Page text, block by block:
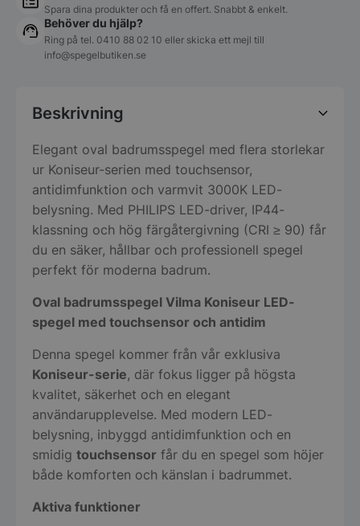
Spara dina produkter och få en offert. Snabbt & enkelt.
Behöver du hjälp?
Ring på tel. 0410 88 02 10 eller skicka ett mejl till
info@spegelbutiken.se
Beskrivning
Elegant oval badrumsspegel med flera storlekar
ur Koniseur-serien med touchsensor,
antidimfunktion och varmvit 3000K LED-
belysning. Med PHILIPS LED-driver, IP44-
klassning och hög färgåtergivning (CRI ≥ 90) får
du en säker, hållbar och professionell spegel
perfekt för moderna badrum.
Oval badrumsspegel Vilma Koniseur LED-
spegel med touchsensor och antidim
Denna spegel kommer från vår exklusiva
Koniseur-serie, där fokus ligger på högsta
kvalitet, säkerhet och en elegant
användarupplevelse. Med modern LED-
belysning, inbyggd antidimfunktion och en
smidig touchsensor får du en spegel som höjer
både komforten och känslan i badrummet.
Aktiva funktioner